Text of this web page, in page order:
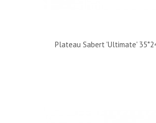
Plateau Sabert 'Ultimate'